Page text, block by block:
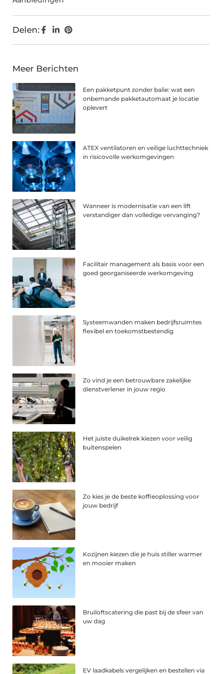
Delen:
Meer Berichten
Een pakketpunt zonder balie: wat een
onbemande pakketautomaat je locatie
oplevert
ATEX ventilatoren en veilige luchttechniek
in risicovolle werkomgevingen
Wanneer is modernisatie van een lift
verstandiger dan volledige vervanging?
Facilitair management als basis voor een
goed georganiseerde werkomgeving
Systeemwanden maken bedrijfsruimtes
flexibel en toekomstbestendig
Zo vind je een betrouwbare zakelijke
dienstverlener in jouw regio
Het juiste duikelrek kiezen voor veilig
buitenspelen
Zo kies je de beste koffieoplossing voor
jouw bedrijf
Kozijnen kiezen die je huis stiller warmer
en mooier maken
Bruiloftscatering die past bij de sfeer van
uw dag
EV laadkabels vergelijken en bestellen via